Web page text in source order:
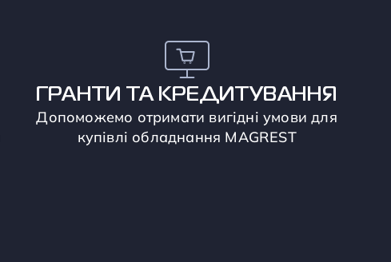
ГРАНТИ ТА КРЕДИТУВАННЯ
Допоможемо отримати вигідні умови для
купівлі обладнання MAGREST